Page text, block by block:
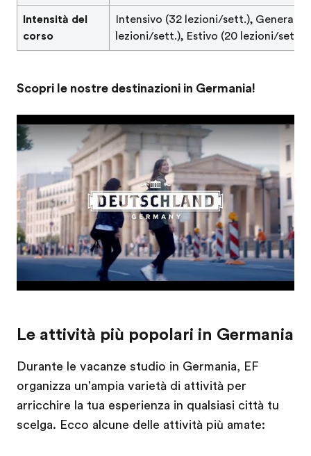
Intensità del
corso
Intensivo (32 lezioni/sett.), Generale
lezioni/sett.), Estivo (20 lezioni/sett.)
Scopri le nostre destinazioni in Germania!
Play
Le attività più popolari in Germania
Durante le vacanze studio in Germania, EF
organizza un'ampia varietà di attività per
arricchire la tua esperienza in qualsiasi città tu
scelga. Ecco alcune delle attività più amate: